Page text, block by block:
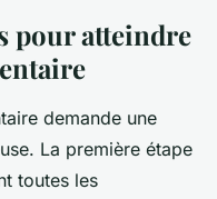
pour atteindre
demande une
La première étape
toutes les